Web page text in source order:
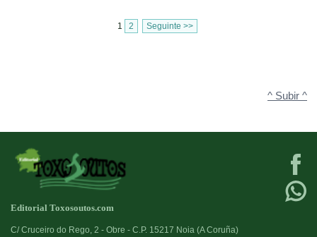
1 2 Seguinte >>
^ Subir ^
Editorial Toxosoutos.com
C/ Cruceiro do Rego, 2 - Obre - C.P. 15217 Noia (A Coruña)